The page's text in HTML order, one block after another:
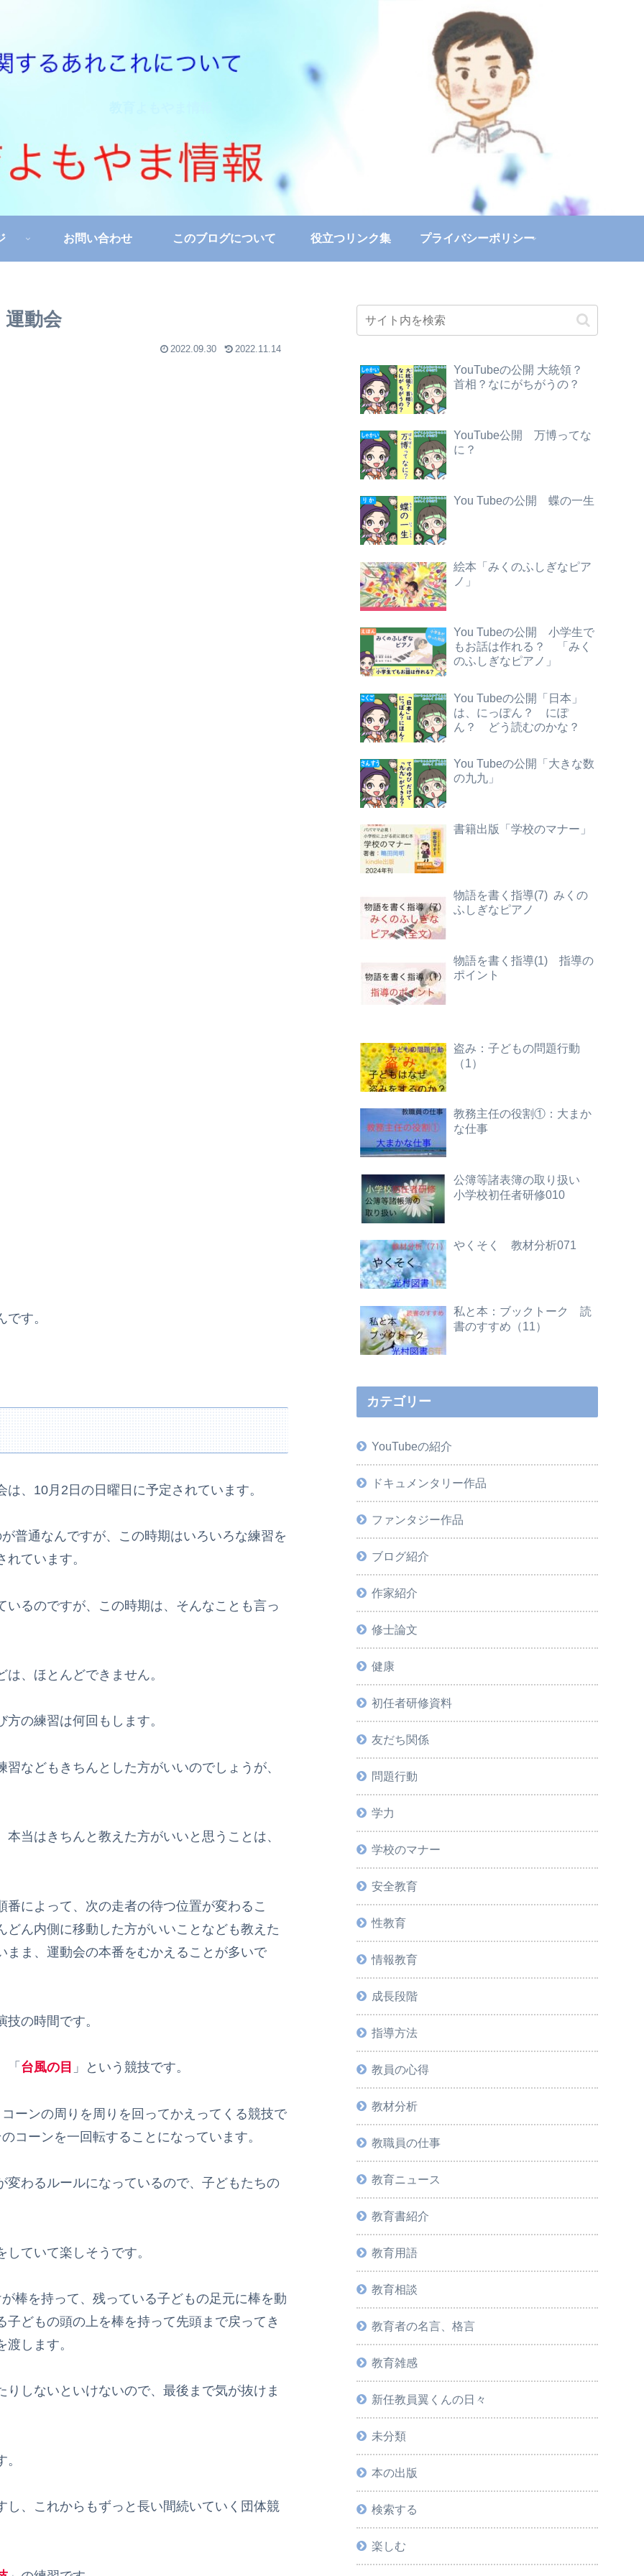
お問い合わせ このブログについて 役立つリンク集 プライバシーポリシー
運動会
2022.09.30 2022.11.14
す。
、10月2日の日曜日に予定されています。
通なんですが、この時期はいろいろな練習を
ています。
るのですが、この時期は、そんなことも言っ
は、ほとんどできません。
の練習は何回もします。
などもきちんとした方がいいのでしょうが、
当はきちんと教えた方がいいと思うことは、
によって、次の走者の待つ位置が変わるこ
ん内側に移動した方がいいことなども教えた
ま、運動会の本番をむかえることが多いで
の時間です。
「 台風の目 」という競技です。
ンの周りを周りを回ってかえってくる競技で
コーンを一回転することになっています。
わるルールになっているので、子どもたちの
ていて楽しそうです。
を持って、残っている子どもの足元に棒を動
どもの頭の上を棒を持って先頭まで戻ってき
します。
しないといけないので、最後まで気が抜けま
、これからもずっと長い間続いていく団体競
YouTubeの公開 大統領？
首相？なにがちがうの？
YouTube公開 万博ってな
に？
You Tubeの公開 蝶の一生
絵本「みくのふしぎなピア
ノ」
You Tubeの公開 小学生で
もお話は作れる？ 「みく
のふしぎなピアノ」
You Tubeの公開「日本」
は、にっぽん？ にぽ
ん？ どう読むのかな？
You Tubeの公開「大きな数
の九九」
書籍出版「学校のマナー」
物語を書く指導(7) みくの
ふしぎなピアノ
物語を書く指導(1) 指導の
ポイント
盗み：子どもの問題行動
（1）
教務主任の役割①：大まか
な仕事
公簿等諸表簿の取り扱い
小学校初任者研修010
やくそく 教材分析071
私と本：ブックトーク 読
書のすすめ（11）
カテゴリー
YouTubeの紹介
ドキュメンタリー作品
ファンタジー作品
ブログ紹介
作家紹介
修士論文
健康
初任者研修資料
友だち関係
問題行動
学力
学校のマナー
安全教育
性教育
情報教育
成長段階
指導方法
教員の心得
教材分析
教職員の仕事
教育ニュース
教育書紹介
教育用語
教育相談
教育者の名言、格言
教育雑感
新任教員翼くんの日々
未分類
本の出版
検索する
楽しむ